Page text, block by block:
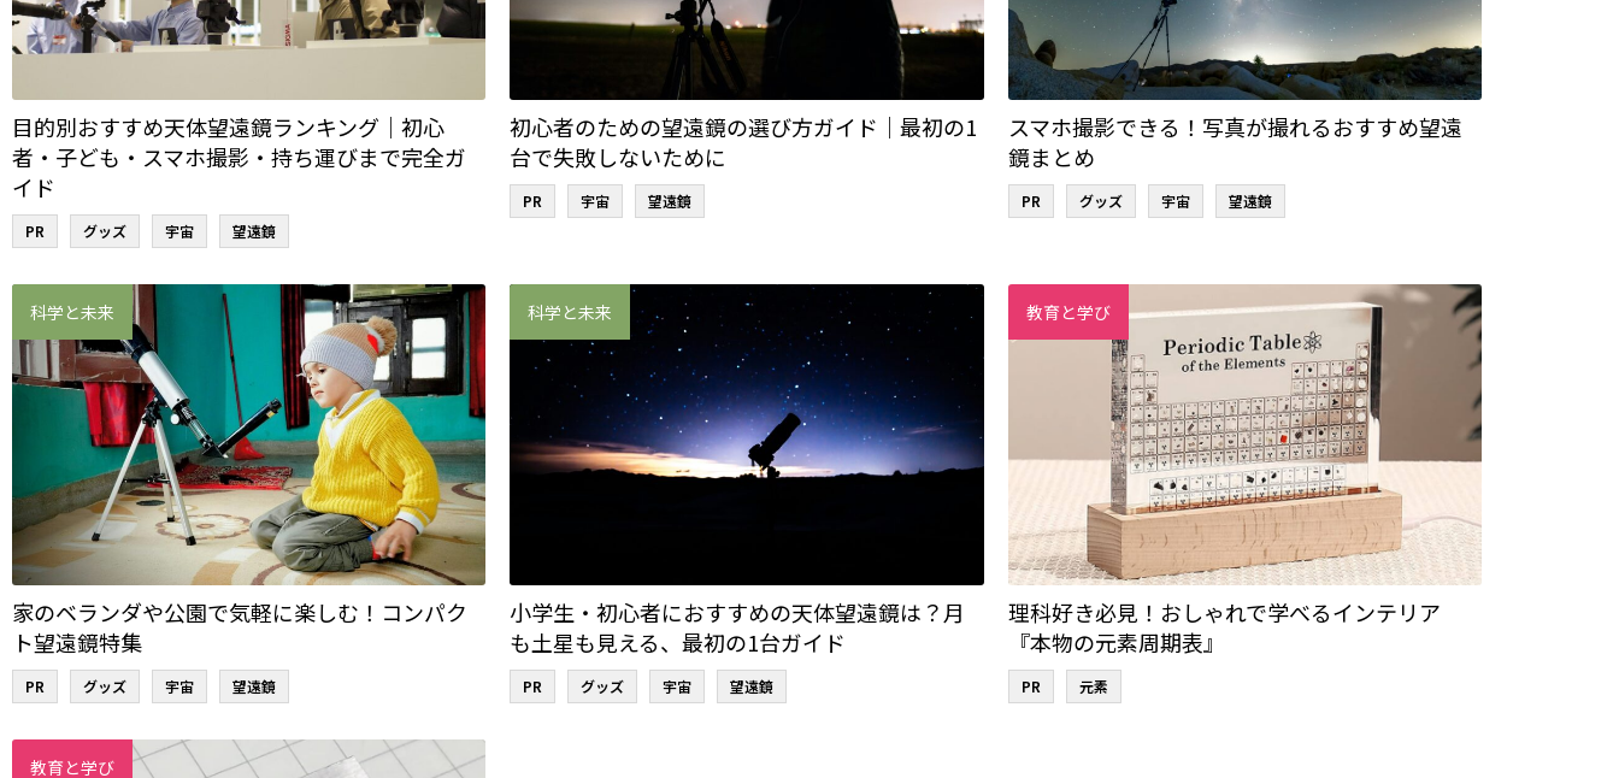
目的別おすすめ天体望遠鏡ランキング｜初心
者・子ども・スマホ撮影・持ち運びまで完全ガ
イド
PR グッズ 宇宙 望遠鏡
初心者のための望遠鏡の選び方ガイド｜最初の1
台で失敗しないために
PR 宇宙 望遠鏡
スマホ撮影できる！写真が撮れるおすすめ望遠
鏡まとめ
PR グッズ 宇宙 望遠鏡
科学と未来
家のベランダや公園で気軽に楽しむ！コンパク
ト望遠鏡特集
PR グッズ 宇宙 望遠鏡
科学と未来
小学生・初心者におすすめの天体望遠鏡は？月
も土星も見える、最初の1台ガイド
PR グッズ 宇宙 望遠鏡
教育と学び
理科好き必見！おしゃれで学べるインテリア
『本物の元素周期表』
PR 元素
教育と学び